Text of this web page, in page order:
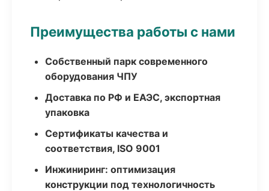
Преимущества работы с нами
Собственный парк современного
оборудования ЧПУ
Доставка по РФ и ЕАЭС, экспортная
упаковка
Сертификаты качества и
соответствия, ISO 9001
Инжиниринг: оптимизация
конструкции под технологичность